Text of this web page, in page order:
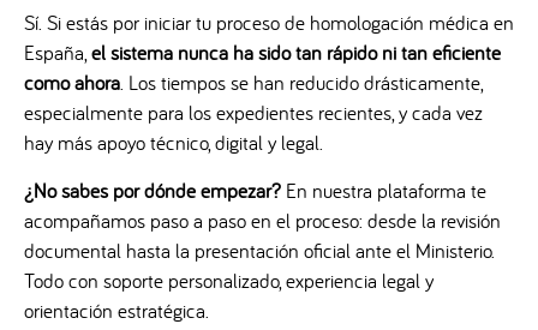
Sí. Si estás por iniciar tu proceso de homologación médica en
España,el sistema nunca ha sido tan rápido ni tan eficiente
como ahora. Los tiempos se han reducido drásticamente,
especialmente para los expedientes recientes, y cada vez
hay más apoyo técnico, digital y legal.
¿No sabes por dónde empezar? En nuestra plataforma te
acompañamos paso a paso en el proceso: desde la revisión
documental hasta la presentación oficial ante el Ministerio.
Todo con soporte personalizado, experiencia legal y
orientación estratégica.